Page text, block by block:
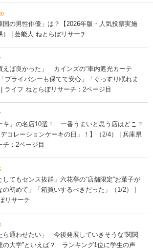
国の男性俳優」は？【2026年版・人気投票実施
） | 芸能人 ねとらぼリサーチ
えば良かった」 カインズの“車内遮光カーテ
プライバシーも保てて安心」「ぐっすり眠れま
ライフ ねとらぼリサーチ：2ページ目
キ」の名店10選！ 一番うまいと思う店はどこ？
デコレーションケーキの日」！】（2/4） | 兵庫県
チ：2ページ目
してもセンス抜群」六花亭の“店舗限定”お菓子が
初めて」「箱買いするべきだった」（1/2） |
リサーチ
ら通わせたい」 今後発展していきそうな“関関
の大学”といえば？ ランキング1位に学生の声